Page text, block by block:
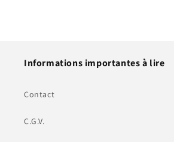
Informations importantes à lire
Contact
C.G.V.